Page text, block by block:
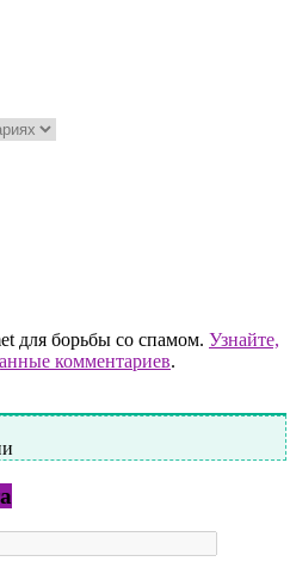
для борьбы со спамом. Узнайте,
комментариев.